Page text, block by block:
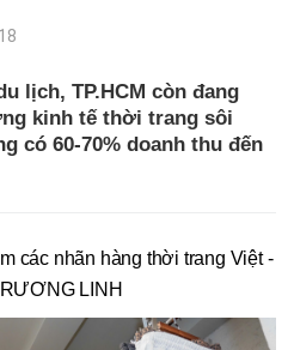
lịch, TP.HCM còn đang
kinh tế thời trang sôi
có 60-70% doanh thu đến
các nhãn hàng thời trang Việt -
LINH